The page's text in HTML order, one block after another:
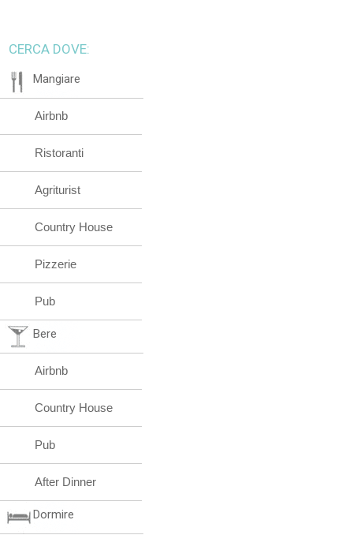
CERCA DOVE:
Mangiare
Airbnb
Ristoranti
Agriturist
Country House
Pizzerie
Pub
Bere
Airbnb
Country House
Pub
After Dinner
Dormire